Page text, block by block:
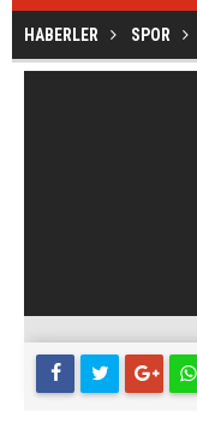
HABERLER SPOR